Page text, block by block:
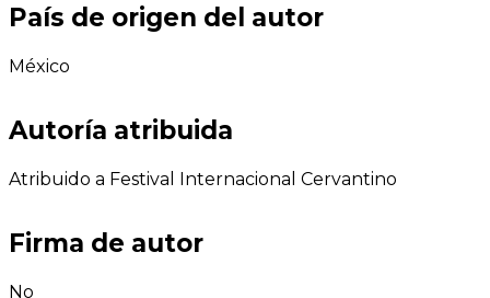
País de origen del autor
México
Autoría atribuida
Atribuido a Festival Internacional Cervantino
Firma de autor
No